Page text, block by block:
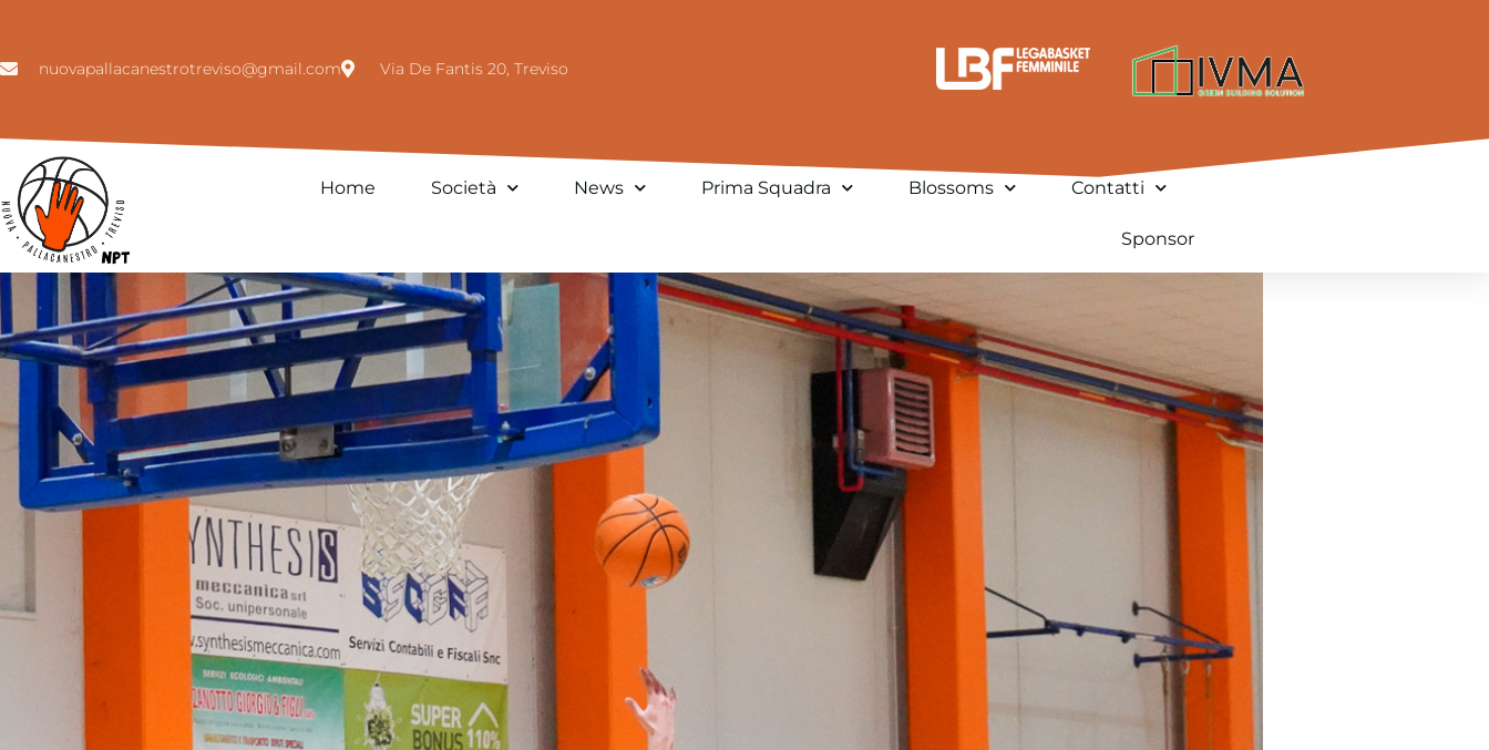
nuovapallacanestrotreviso@gmail.com Via De Fantis 20, Treviso
Home Società News Prima Squadra Blossoms Contatti
Sponsor